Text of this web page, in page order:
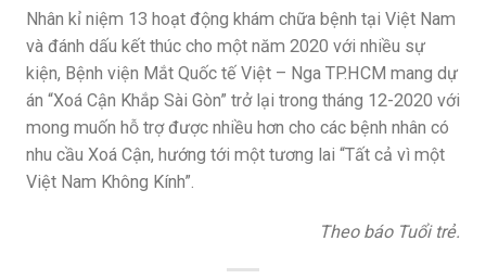
Nhân kỉ niệm 13 hoạt động khám chữa bệnh tại Việt Nam
và đánh dấu kết thúc cho một năm 2020 với nhiều sự
kiện, Bệnh viện Mắt Quốc tế Việt – Nga TP.HCM mang dự
án “Xoá Cận Khắp Sài Gòn” trở lại trong tháng 12-2020 với
mong muốn hỗ trợ được nhiều hơn cho các bệnh nhân có
nhu cầu Xoá Cận, hướng tới một tương lai “Tất cả vì một
Việt Nam Không Kính”.
Theo báo Tuổi trẻ.